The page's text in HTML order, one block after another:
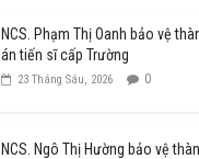
NCS. Phạm Thị Oanh bảo vệ
án tiến sĩ cấp Trường
23 Tháng Sáu, 2026 0
NCS. Ngô Thị Hường bảo vệ